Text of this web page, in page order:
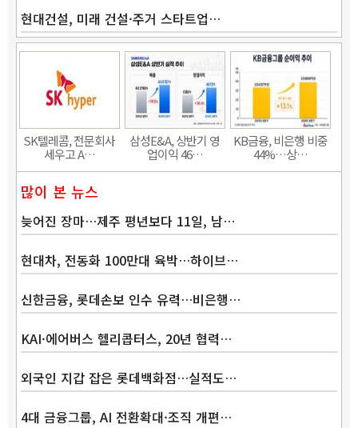
현대건설, 미래 건설·주거 스타트업…
SK텔레콤, 전문회사
세우고 A…
삼성E&A, 상반기 영
업이익 46…
KB금융, 비은행 비중
44%…상…
많이 본 뉴스
늦어진 장마…제주 평년보다 11일, 남…
현대차, 전동화 100만대 육박…하이브…
신한금융, 롯데손보 인수 유력…비은행…
KAI·에어버스 헬리콥터스, 20년 협력…
외국인 지갑 잡은 롯데백화점…실적도…
4대 금융그룹, AI 전환확대·조직 개편…